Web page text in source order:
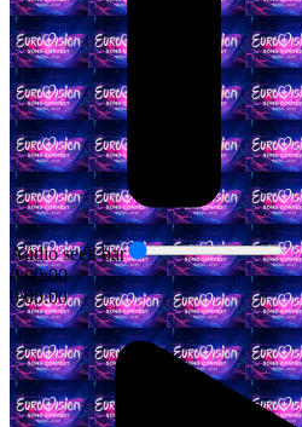
Audio seek bar
0:00:00
0:00:00